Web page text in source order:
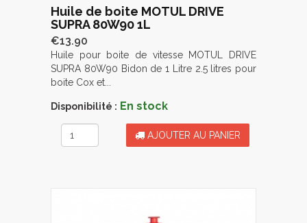
Huile de boite MOTUL DRIVE
SUPRA 80W90 1L
€13.90
Huile pour boite de vitesse MOTUL DRIVE
SUPRA 80W90 Bidon de 1 Litre 2.5 litres pour
boite Cox et...
Disponibilité : En stock
AJOUTER AU PANIER